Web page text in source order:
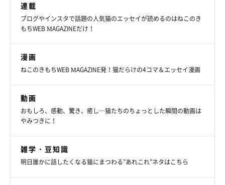
連載
ブログやインスタで話題の人気猫のエッセイが読めるのはねこのき
もちWEB MAGAZINEだけ！
漫画
ねこのきもちWEB MAGAZINE発！猫だらけの4コマ＆エッセイ漫画
動画
おもしろ、感動、驚き、癒し…猫たちのちょっとした瞬間の動画は
やみつきに！
雑学・豆知識
明日誰かに話したくなる猫にまつわる”あれこれ”ネタはこちら